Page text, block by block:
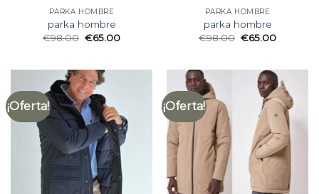
PARKA HOMBRE
parka hombre
€98.00 €65.00
PARKA HOMBRE
parka hombre
€98.00 €65.00
¡Oferta! ¡Oferta!